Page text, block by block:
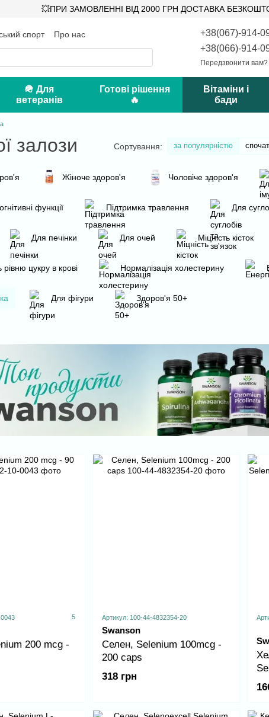
💥ПРИ ЗАМОВЛЕННІ ВІД 2000 ГРН ДОСТАВКА
спорт
Про нас
Сертифікати
Відгуки про магазин
+38(067)-914-
+38(066)-914-
Передзвонити вам?
🪖 Для
ветеранів
Готові рішення
🔥
Вітаміни і
бади
залози Сортування: за популярністю
Жіноче здоров'я Чоловіче здоров'я
функції Підтримка травлення Для
Для печінки Для очей Міцність кісток
рівню цукру в крові Нормалізація холестерину
Для фігури Здоров'я 50+
5
200 mcg -
Артикул: 100-44-4832354-20
Swanson
Селен, Selenium 100mcg -
200 caps
318 грн
-